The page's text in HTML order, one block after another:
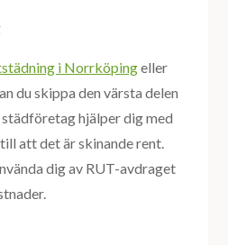
i Norrköpingeller
du skippa den värsta delen
hjälper dig med
att det är skinande rent.
dig av RUT-avdraget